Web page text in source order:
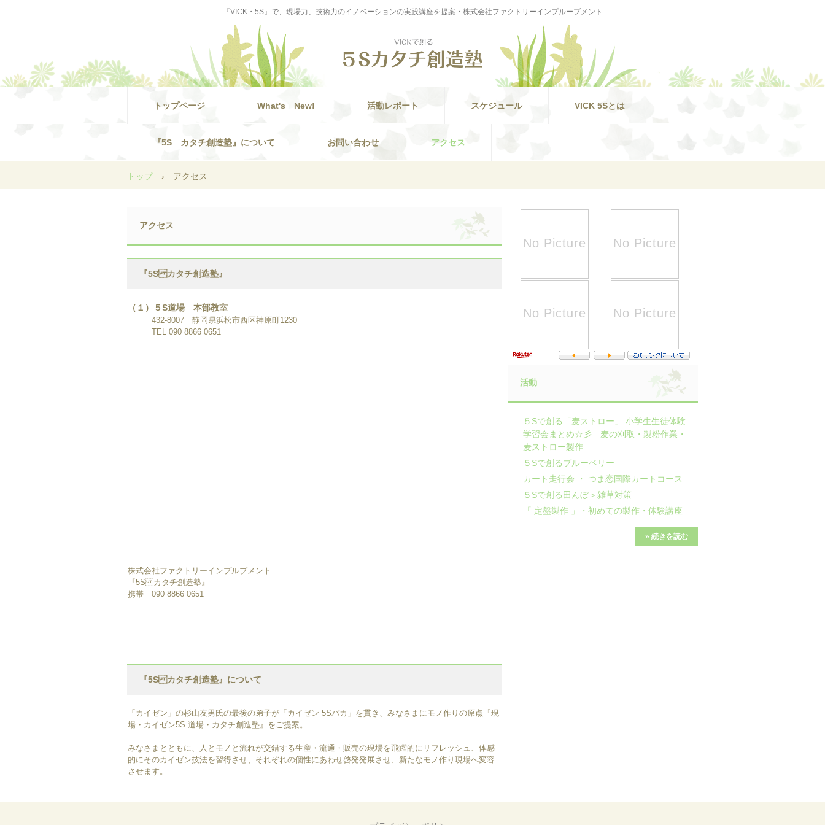
『VICK・5S』で、現場力、技術力のイノベーションの実践講座を提案・株式会社ファクトリーインプルーブメント
トップページ What's New! 活動レポート スケジュール VICK 5Sとは
『5S カタチ創造塾』について お問い合わせ アクセス
トップ › アクセス
アクセス
『5S カタチ創造塾』
（１）５S道場 本部教室
432-8007 静岡県浜松市西区神原町1230
TEL 090 8866 0651
株式会社ファクトリーインプルブメント
『5S カタチ創造塾』
携帯 090 8866 0651
『5S カタチ創造塾』について
「カイゼン」の杉山友男氏の最後の弟子が「カイゼン 5Sバカ」を貫き、みなさまにモノ作りの原点『現
場・カイゼン5S 道場・カタチ創造塾』をご提案。
みなさまとともに、人とモノと流れが交錯する生産・流通・販売の現場を飛躍的にリフレッシュ、体感
的にそのカイゼン技法を習得させ、それぞれの個性にあわせ啓発発展させ、新たなモノ作り現場へ変容
させます。
活動
５Sで創る「麦ストロー」 小学生生徒体験
学習会まとめ☆彡 麦の刈取・製粉作業・
麦ストロー製作
５Sで創るブルーベリー
カート走行会 ・ つま恋国際カートコース
５Sで創る田んぼ＞雑草対策
「 定盤製作 」・初めての製作・体験講座
» 続きを読む